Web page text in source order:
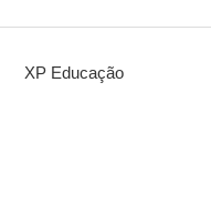
XP Educação